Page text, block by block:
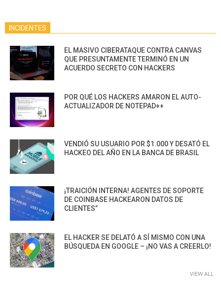
INCIDENTES
EL MASIVO CIBERATAQUE CONTRA CANVAS
QUE PRESUNTAMENTE TERMINÓ EN UN
ACUERDO SECRETO CON HACKERS
POR QUÉ LOS HACKERS AMARON EL AUTO-
ACTUALIZADOR DE NOTEPAD++
VENDIÓ SU USUARIO POR $1.000 Y DESATÓ EL
HACKEO DEL AÑO EN LA BANCA DE BRASIL
¡TRAICIÓN INTERNA! AGENTES DE SOPORTE
DE COINBASE HACKEARON DATOS DE
CLIENTES”
EL HACKER SE DELATÓ A SÍ MISMO CON UNA
BÚSQUEDA EN GOOGLE – ¡NO VAS A CREERLO!
VIEW ALL